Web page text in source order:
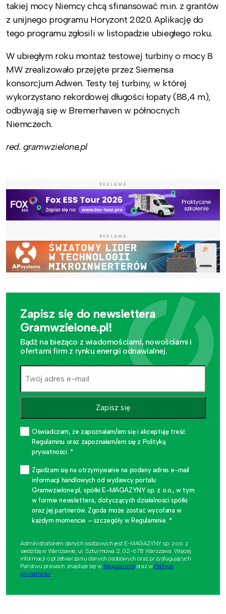
takiej mocy Niemcy chcą sfinansować m.in. z grantów
z unijnego programu Horyzont 2020. Aplikację do
tego programu zgłosili w listopadzie ubiegłego roku.
W ubiegłym roku montaż testowej turbiny o mocy 8
MW zrealizowało przejęte przez Siemensa
konsorcjum Adwen. Testy tej turbiny, w której
wykorzystano rekordowej długości łopaty (88,4 m),
odbywają się w Bremerhaven w północnych
Niemczech.
red. gramwzielone.pl
REKLAMA
REKLAMA
Zapisz się do newslettera
Gramwzielone.pl!
Bądź na bieżąco z wiadomościami, nowościami i
ofertami firm z rynku energii odnawialnej.
Zapisz się
Oświadczam, że zapoznałam/em się i akceptuję treść
Regulaminu oraz zapoznałam/em się z Polityką
prywatności. *
Zgadzam się na otrzymywanie na podany adres e-mail
informacji handlowych od wydawcy portalu
Gramwzielone.pl, spółki E-MAGAZYNY sp. z o.o., w tym
w formie newslettera, dotyczących działalności spółki
oraz jej partnerów. Zgoda może zostać wycofana w
każdym momencie – szczegóły w Regulaminie. *
Administratorem danych osobowych jest E-MAGAZYNY sp. z o.o. z
siedzibą w Warszawie, ul. Szturmowa 2, 02-678 Warszawa. Więcej
informacji o przetwarzaniu danych osobowych oraz przysługujących
Państwu prawach znajduje się w Regulaminieoraz w Polityce
prywatności.